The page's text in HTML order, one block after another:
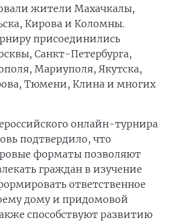
жители Махачкалы,
Кирова и Коломны.
присоединились
Санкт-Петербурга,
Мариуполя, Якутска,
Тюмени, Клина и многих
онлайн-турнира
подтвердило, что
форматы позволяют
граждан в изучение
ответственное
дому и придомовой
способствуют развитию